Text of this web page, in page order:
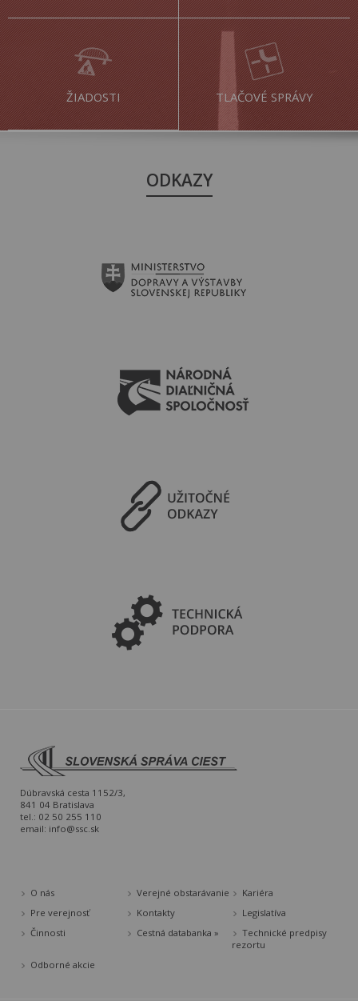
ŽIADOSTI TLAČOVÉ SPRÁVY
ODKAZY
Dúbravská cesta 1152/3,
841 04 Bratislava
tel.: 02 50 255 110
email: info@ssc.sk
O nás Verejné obstarávanie
Kariéra
Pre verejnosť
Kontakty
Legislatíva
Činnosti
Cestná databanka »
Technické predpisy
rezortu
Odborné akcie